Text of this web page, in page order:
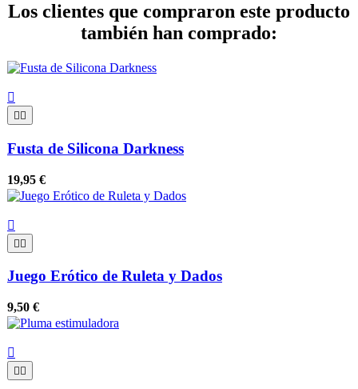
Los clientes que compraron este producto
también han comprado:

 
Fusta de Silicona Darkness
19,95 €


Juego Erótico de Ruleta y Dados
9,50 €

 